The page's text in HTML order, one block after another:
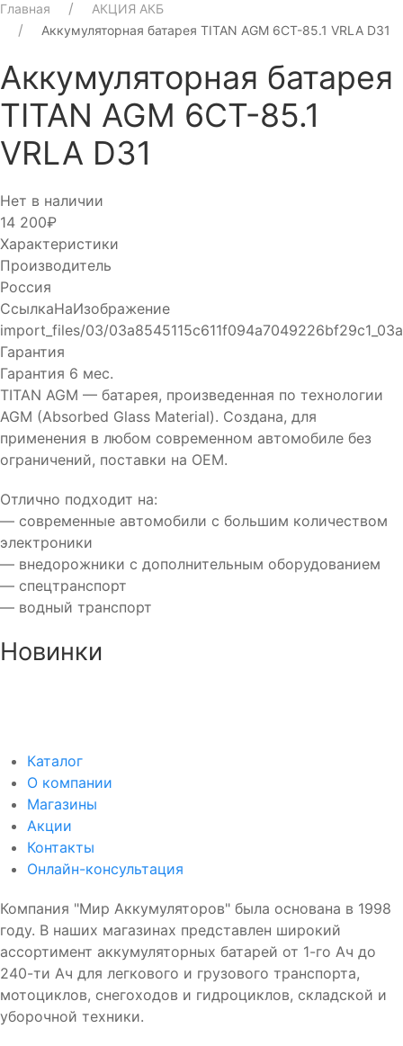
Главная
АКЦИЯ АКБ
Аккумуляторная батарея TITAN AGM 6СТ-85.1 VRLA D31
Аккумуляторная батарея
TITAN AGM 6СТ-85.1
VRLA D31
Нет в наличии
14 200₽
Характеристики
Производитель
Россия
СсылкаНаИзображение
import_files/03/
Гарантия
Гарантия 6 мес.
TITAN AGM — батарея, произведенная по технологии
AGM (Absorbed Glass Material). Создана, для
применения в любом современном автомобиле без
ограничений, поставки на ОЕМ.
Отлично подходит на:
— современные автомобили с большим количеством
электроники
— внедорожники с дополнительным оборудованием
— спецтранспорт
— водный транспорт
Новинки
Каталог
О компании
Магазины
Акции
Контакты
Онлайн-консультация
Компания "Мир Аккумуляторов" была основана в 1998
году. В наших магазинах представлен широкий
ассортимент аккумуляторных батарей от 1-го Ач до
240-ти Ач для легкового и грузового транспорта,
мотоциклов, снегоходов и гидроциклов, складской и
уборочной техники.